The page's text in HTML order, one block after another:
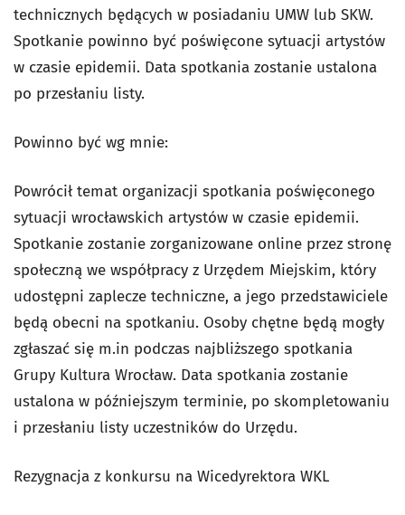
technicznych będących w posiadaniu UMW lub SKW.
Spotkanie powinno być poświęcone sytuacji artystów
w czasie epidemii. Data spotkania zostanie ustalona
po przesłaniu listy.
Powinno być wg mnie:
Powrócił temat organizacji spotkania poświęconego
sytuacji wrocławskich artystów w czasie epidemii.
Spotkanie zostanie zorganizowane online przez stronę
społeczną we współpracy z Urzędem Miejskim, który
udostępni zaplecze techniczne, a jego przedstawiciele
będą obecni na spotkaniu. Osoby chętne będą mogły
zgłaszać się m.in podczas najbliższego spotkania
Grupy Kultura Wrocław. Data spotkania zostanie
ustalona w późniejszym terminie, po skompletowaniu
i przesłaniu listy uczestników do Urzędu.
Rezygnacja z konkursu na Wicedyrektora WKL